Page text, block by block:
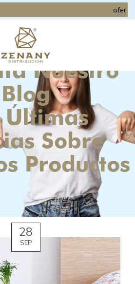
Nuestro
Blog
Últimas
Sobre
Productos
28
SEP